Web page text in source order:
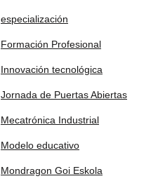
especialización
Formación Profesional
Innovación tecnológica
Jornada de Puertas Abiertas
Mecatrónica Industrial
Modelo educativo
Mondragon Goi Eskola